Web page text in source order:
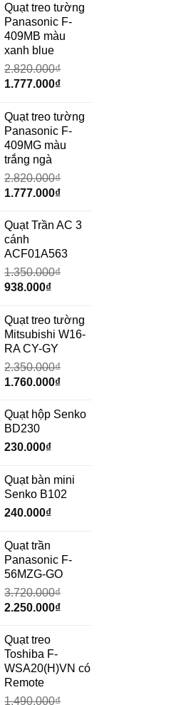
Quạt treo tường
Panasonic F-
409MB màu
xanh blue
2.820.000₫
Giá
là:
2.820.000₫.
1.777.000₫Giá
tại
là:
1.777.000₫.
Quạt treo tường
Panasonic F-
409MG màu
trắng ngà
2.820.000₫
Giá
là:
2.820.000₫.
1.777.000₫Giá
tại
1.777.000₫.
Quạt Trần AC 3
cánh
ACF01A563
1.350.000₫
Giá
là:
1.350.000₫.
938.000₫Giá
tại
là:
938.000₫.
Quạt treo tường
Mitsubishi W16-
RA CY-GY
2.350.000₫
Giá
là:
2.350.000₫.
1.760.000₫Giá
tại
Quạt hộp Senko
BD230
230.000₫
Quạt bàn mini
Senko B102
240.000₫
Quạt trần
Panasonic F-
56MZG-GO
3.720.000₫
Giá
là:
3.720.000₫.
2.250.000₫Giá
2.250.000₫.
Quạt treo
Toshiba F-
WSA20(H)VN có
Remote
1.490.000₫